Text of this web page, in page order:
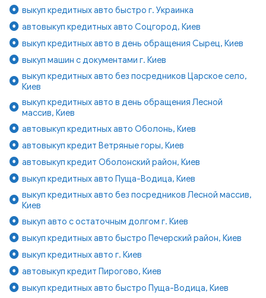
выкуп кредитных авто быстро г. Украинка
автовыкуп кредитных авто Соцгород, Киев
выкуп кредитных авто в день обращения Сырец, Киев
выкуп машин с документами г. Киев
выкуп кредитных авто без посредников Царское село,
Киев
выкуп кредитных авто в день обращения Лесной
массив, Киев
автовыкуп кредитных авто Оболонь, Киев
автовыкуп кредит Ветряные горы, Киев
автовыкуп кредит Оболонский район, Киев
выкуп кредитных авто Пуща-Водица, Киев
выкуп кредитных авто без посредников Лесной массив,
Киев
выкуп авто с остаточным долгом г. Киев
выкуп кредитных авто быстро Печерский район, Киев
выкуп кредитных авто г. Киев
автовыкуп кредит Пирогово, Киев
выкуп кредитных авто быстро Пуща-Водица, Киев